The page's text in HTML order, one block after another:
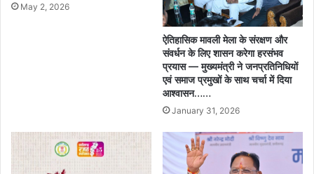
May 2, 2026
ऐतिहासिक मावली मेला के संरक्षण और
संवर्धन के लिए शासन करेगा हरसंभव
प्रयास — मुख्यमंत्री ने जनप्रतिनिधियों
एवं समाज प्रमुखों के साथ चर्चा में दिया
आश्वासन……
January 31, 2026